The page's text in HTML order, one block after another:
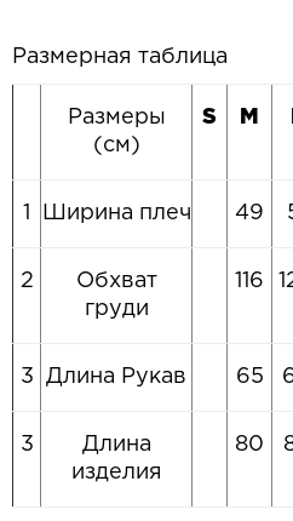
Размерная таблица
Размеры
(см)
S M
Ширина плеч 49
2
Обхват
груди
116
3 Длина Рукав 65
3
Длина
изделия
80